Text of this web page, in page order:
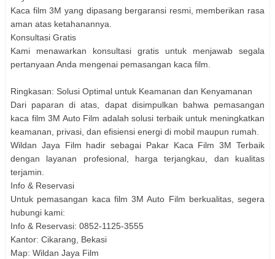
Kaca film 3M yang dipasang bergaransi resmi, memberikan rasa
aman atas ketahanannya.
Konsultasi Gratis
Kami menawarkan konsultasi gratis untuk menjawab segala
pertanyaan Anda mengenai pemasangan kaca film.
Ringkasan: Solusi Optimal untuk Keamanan dan Kenyamanan
Dari paparan di atas, dapat disimpulkan bahwa pemasangan
kaca film 3M Auto Film adalah solusi terbaik untuk meningkatkan
keamanan, privasi, dan efisiensi energi di mobil maupun rumah.
Wildan Jaya Film hadir sebagai Pakar Kaca Film 3M Terbaik
dengan layanan profesional, harga terjangkau, dan kualitas
terjamin.
Info & Reservasi
Untuk pemasangan kaca film 3M Auto Film berkualitas, segera
hubungi kami:
Info & Reservasi: 0852-1125-3555
Kantor: Cikarang, Bekasi
Map: Wildan Jaya Film